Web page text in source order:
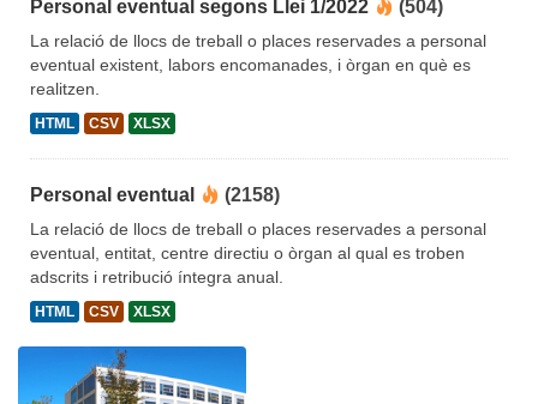
Personal eventual segons Llei 1/2022 (504)
La relació de llocs de treball o places reservades a personal
eventual existent, labors encomanades, i òrgan en què es
realitzen.
HTML CSV XLSX
Personal eventual (2158)
La relació de llocs de treball o places reservades a personal
eventual, entitat, centre directiu o òrgan al qual es troben
adscrits i retribució íntegra anual.
HTML CSV XLSX